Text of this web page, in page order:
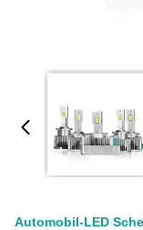
Automobil-LED